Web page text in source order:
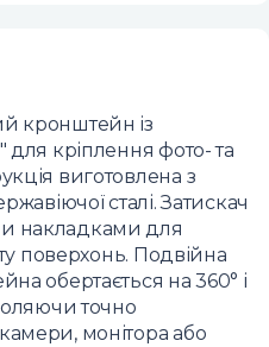
кронштейн із
кріплення фото- та
виготовлена з
сталі. Затискач
накладками для
поверхонь. Подвійна
обертається на 360° і
точно
монітора або